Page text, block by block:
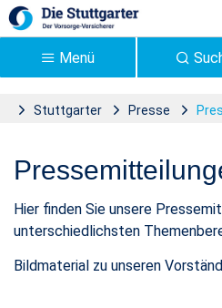
Zum Hauptinhalt springen
Menü
Stuttgarter Presse
Stuttgarter
Stuttgarter
Hier finden Sie unsere
unterschiedlichsten
Bildmaterial zu unseren